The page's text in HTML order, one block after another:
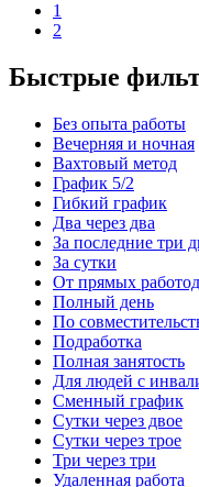
1
2
Быстрые
Без опыта работы
Вечерняя и ночная
Вахтовый метод
График 5/2
Гибкий график
Два через два
За последние три
За сутки
От прямых
Полный день
По
Подработка
Полная занятость
Для людей с
Сменный график
Сутки через двое
Сутки через трое
Три через три
Удаленная работа